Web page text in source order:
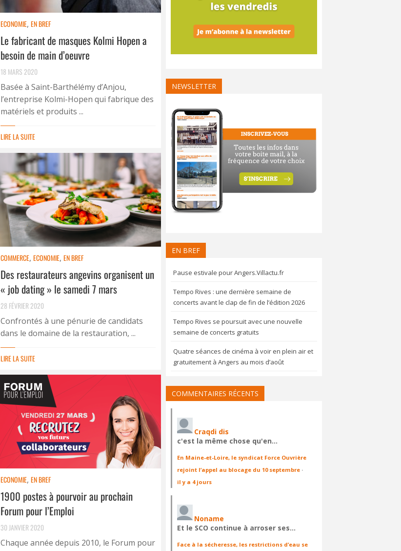
ECONOMIE, EN BREF
Le fabricant de masques Kolmi Hopen a
besoin de main d’oeuvre
18 MARS 2020
Basée à Saint-Barthélémy d’Anjou,
l’entreprise Kolmi-Hopen qui fabrique des
matériels et produits ...
LIRE LA SUITE
COMMERCE, ECONOMIE, EN BREF
Des restaurateurs angevins organisent un
« job dating » le samedi 7 mars
28 FÉVRIER 2020
Confrontés à une pénurie de candidats
dans le domaine de la restauration, ...
LIRE LA SUITE
ECONOMIE, EN BREF
1900 postes à pourvoir au prochain
Forum pour l’Emploi
30 JANVIER 2020
Chaque année depuis 2010, le Forum pour
NEWSLETTER
EN BREF
Pause estivale pour Angers.Villactu.fr
Tempo Rives : une dernière semaine de
concerts avant le clap de fin de l’édition 2026
Tempo Rives se poursuit avec une nouvelle
semaine de concerts gratuits
Quatre séances de cinéma à voir en plein air et
gratuitement à Angers au mois d’août
COMMENTAIRES RÉCENTS
Craqdi dis
c'est la même chose qu'en…
En Maine-et-Loire, le syndicat Force Ouvrière
rejoint l’appel au blocage du 10 septembre ·
il y a 4 jours
Noname
Et le SCO continue à arroser ses…
Face à la sécheresse, les restrictions d’eau se